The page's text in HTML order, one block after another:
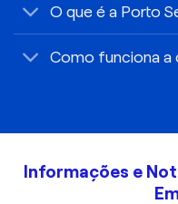
O que é a Porto
Como funciona a
Informações e